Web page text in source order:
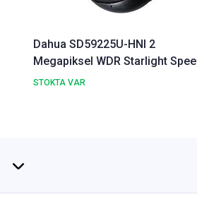
Dahua SD59225U-HNI 2
Megapiksel WDR Starlight
Dome IP Kamera
STOKTA VAR